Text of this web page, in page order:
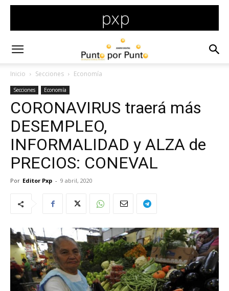
Inicio Secciones Economía
Secciones Economía
CORONAVIRUS traerá más
DESEMPLEO,
INFORMALIDAD y ALZA de
PRECIOS: CONEVAL
Por Editor Pxp - 9 abril, 2020